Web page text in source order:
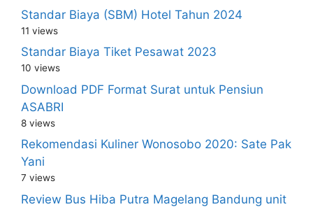
Standar Biaya (SBM) Hotel Tahun 2024
11 views
Standar Biaya Tiket Pesawat 2023
10 views
Download PDF Format Surat untuk Pensiun
ASABRI
8 views
Rekomendasi Kuliner Wonosobo 2020: Sate Pak
Yani
7 views
Review Bus Hiba Putra Magelang Bandung unit